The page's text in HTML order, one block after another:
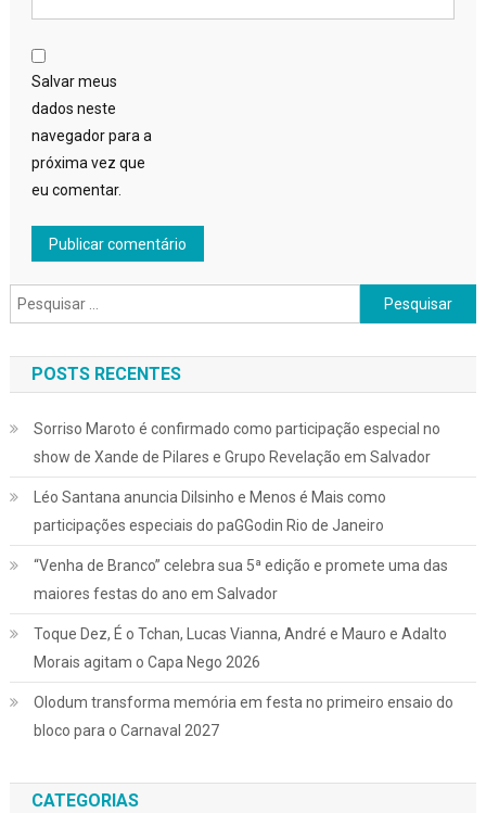
Salvar meus
dados neste
navegador para a
próxima vez que
eu comentar.
Pesquisar
por:
POSTS RECENTES
Sorriso Maroto é confirmado como participação especial no
show de Xande de Pilares e Grupo Revelação em Salvador
Léo Santana anuncia Dilsinho e Menos é Mais como
participações especiais do paGGodin Rio de Janeiro
“Venha de Branco” celebra sua 5ª edição e promete uma das
maiores festas do ano em Salvador
Toque Dez, É o Tchan, Lucas Vianna, André e Mauro e Adalto
Morais agitam o Capa Nego 2026
Olodum transforma memória em festa no primeiro ensaio do
bloco para o Carnaval 2027
CATEGORIAS